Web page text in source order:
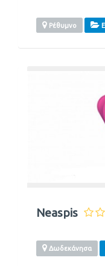
Ρέθυμνο
Neaspis
Δωδεκάνησα